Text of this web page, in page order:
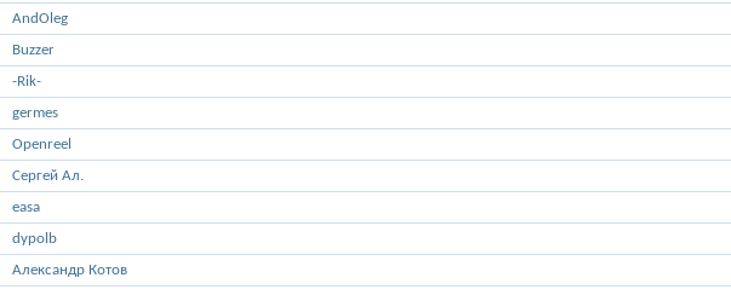
AndOleg
Buzzer
-Rik-
germes
Openreel
Сергей Ал.
easa
dypolb
Александр Котов